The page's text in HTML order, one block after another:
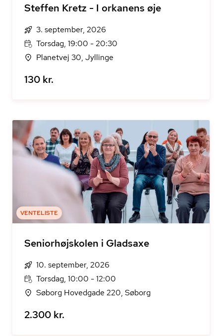
Steffen Kretz - I orkanens øje
3. september, 2026
Torsdag, 19:00 - 20:30
Planetvej 30, Jyllinge
130 kr.
VENTELISTE
Seniorhøjskolen i Gladsaxe
10. september, 2026
Torsdag, 10:00 - 12:00
Søborg Hovedgade 220, Søborg
2.300 kr.